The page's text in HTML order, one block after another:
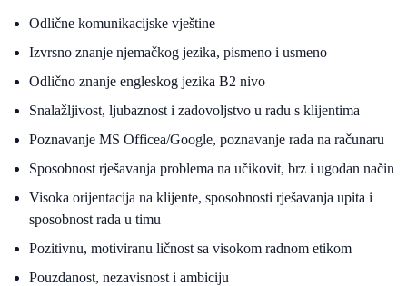
Odlične komunikacijske vještine
Izvrsno znanje njemačkog jezika, pismeno i usmeno
Odlično znanje engleskog jezika B2 nivo
Snalažljivost, ljubaznost i zadovoljstvo u radu s klijentima
Poznavanje MS Officea/Google, poznavanje rada na računaru
Sposobnost rješavanja problema na učikovit, brz i ugodan način
Visoka orijentacija na klijente, sposobnosti rješavanja upita i
sposobnost rada u timu
Pozitivnu, motiviranu ličnost sa visokom radnom etikom
Pouzdanost, nezavisnost i ambiciju